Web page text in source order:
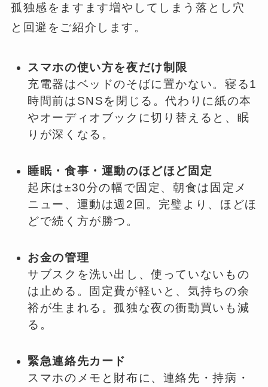
孤独感をますます増やしてしまう落とし穴
と回避をご紹介します。
スマホの使い方を夜だけ制限
充電器はベッドのそばに置かない。寝る1
時間前はSNSを閉じる。代わりに紙の本
やオーディオブックに切り替えると、眠
りが深くなる。
睡眠・食事・運動のほどほど固定
起床は±30分の幅で固定、朝食は固定メ
ニュー、運動は週2回。完璧より、ほどほ
どで続く方が勝つ。
お金の管理
サブスクを洗い出し、使っていないもの
は止める。固定費が軽いと、気持ちの余
裕が生まれる。孤独な夜の衝動買いも減
る。
緊急連絡先カード
スマホのメモと財布に、連絡先・持病・